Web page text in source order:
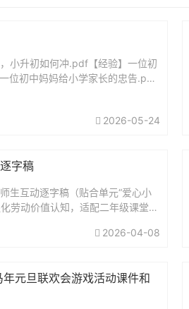
小升初如何冲.pdf【经验】一位初
位初中妈妈给小学家长的忠告.pdf
2026-05-24
字稿
生互动逐字稿（贴合单元“爱心小
劳动价值认知，适配二年级课堂节
2026-04-08
元旦联欢会游戏活动课件和